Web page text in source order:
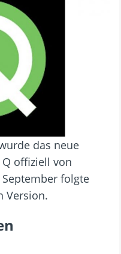
das neue
Q offiziell von
folgte
Version.